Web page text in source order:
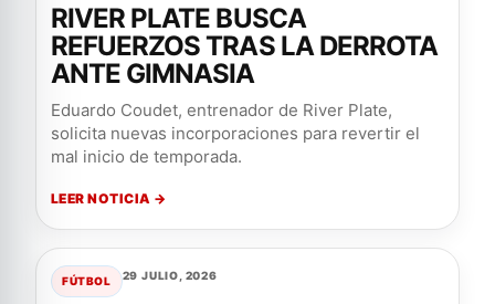
RIVER PLATE BUSCA
REFUERZOS TRAS LA DERROTA
ANTE GIMNASIA
Eduardo Coudet, entrenador de River Plate,
solicita nuevas incorporaciones para revertir el
mal inicio de temporada.
LEER NOTICIA →
FÚTBOL 29 JULIO, 2026